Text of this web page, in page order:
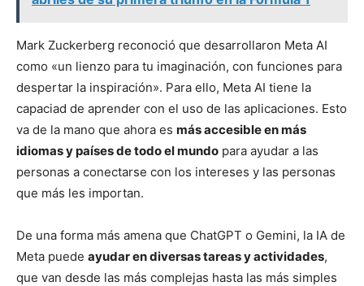
Mark Zuckerberg reconoció que desarrollaron Meta AI
como «un lienzo para tu imaginación, con funciones para
despertar la inspiración». Para ello, Meta AI tiene la
capaciad de aprender con el uso de las aplicaciones. Esto
va de la mano que ahora es más accesible en más
idiomas y países de todo el mundo para ayudar a las
personas a conectarse con los intereses y las personas
que más les importan.
De una forma más amena que ChatGPT o Gemini, la IA de
Meta puede ayudar en diversas tareas y actividades,
que van desde las más complejas hasta las más simples